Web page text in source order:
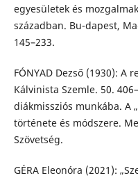
egyesületek és
században. Bu-dapest,
145–233.
FÓNYAD Dezső (1930): A
Kálvinista Szemle. 50.
diákmissziós munkába. A
története és módszere.
Szövetség.
GÉRA Eleonóra (2021):